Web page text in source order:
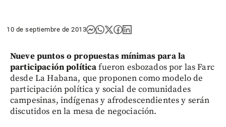
10 de septiembre de 2013
Nueve puntos o propuestas mínimas para la
participación políticafueron esbozados por las Farc
desde La Habana, que proponen como modelo de
participación política y social de comunidades
campesinas, indígenas y afrodescendientes y serán
discutidos en la mesa de negociación.